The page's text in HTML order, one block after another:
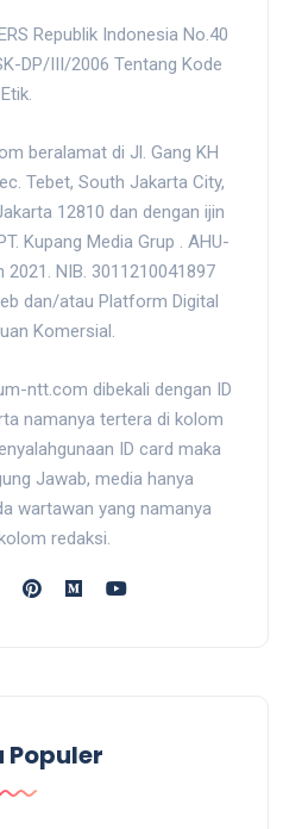
Republik Indonesia No.40
DP/III/2006 Tentang Kode
Etik.
beralamat di Jl. Gang KH
Tebet, South Jakarta City,
12810 dan dengan ijin
Kupang Media Grup . AHU-
2021. NIB. 3011210041897
dan/atau Platform Digital
Komersial.
ntt.com dibekali dengan ID
namanya tertera di kolom
ID card maka
Jawab, media hanya
wartawan yang namanya
redaksi.
Populer